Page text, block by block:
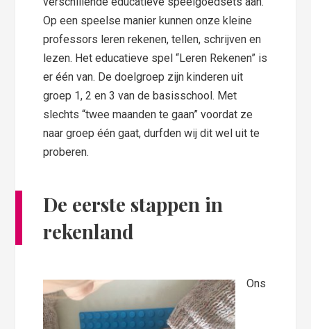
Op een speelse manier kunnen onze kleine
professors leren rekenen, tellen, schrijven en
lezen. Het educatieve spel “Leren Rekenen” is
er één van. De doelgroep zijn kinderen uit
groep 1, 2 en 3 van de basisschool. Met
slechts “twee maanden te gaan” voordat ze
naar groep één gaat, durfden wij dit wel uit te
proberen.
De eerste stappen in
rekenland
Ons